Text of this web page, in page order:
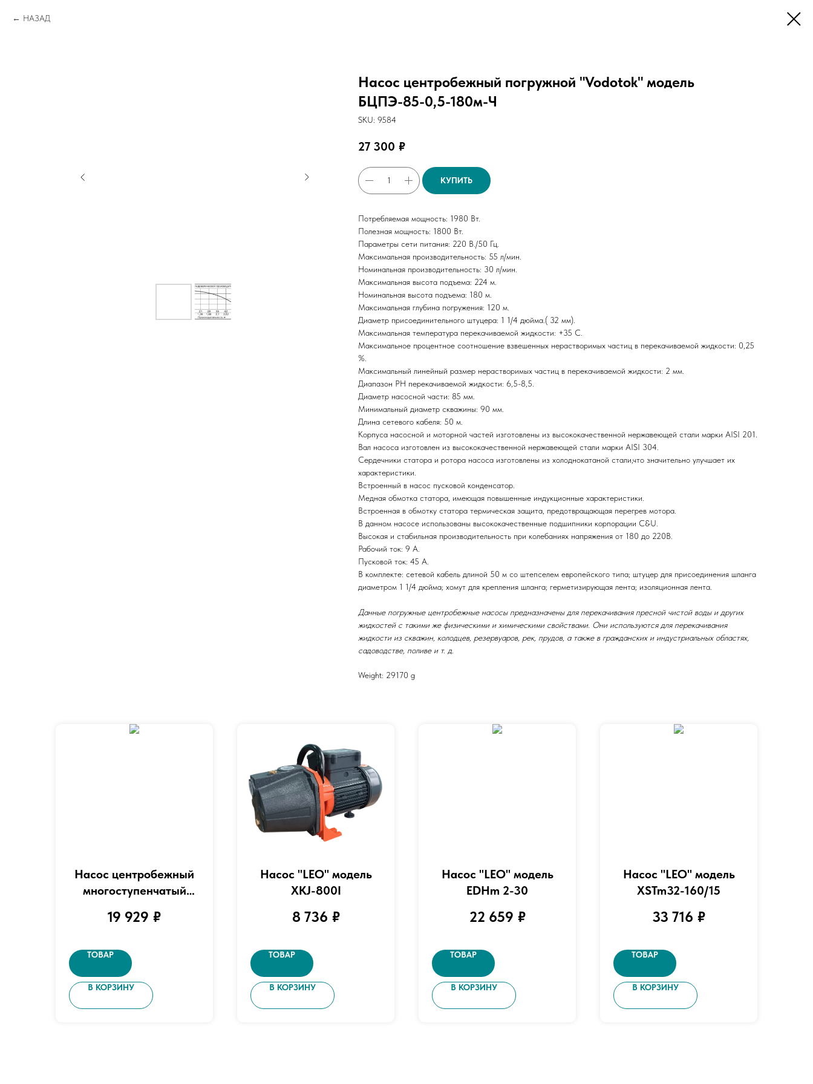
НАЗАД
Насос центробежный погружной "Vodotok" модель
БЦПЭ-85-0,5-180м-Ч
SKU: 9584
27 300 ₽
КУПИТЬ
Потребляемая мощность: 1980 Вт.
Полезная мощность: 1800 Вт.
Параметры сети питания: 220 В./50 Гц.
Максимальная производительность: 55 л/мин.
Номинальная производительность: 30 л/мин.
Максимальная высота подъема: 224 м.
Номинальная высота подъема: 180 м.
Максимальная глубина погружения: 120 м.
Диаметр присоединительного штуцера: 1 1/4 дюйма.( 32 мм).
Максимальная температура перекачиваемой жидкости: +35 С.
Максимальное процентное соотношение взвешенных нерастворимых частиц в перекачиваемой жидкости: 0,25
%.
Максимальный линейный размер нерастворимых частиц в перекачиваемой жидкости: 2 мм.
Диапазон РН перекачиваемой жидкости: 6,5-8,5.
Диаметр насосной части: 85 мм.
Минимальный диаметр скважины: 90 мм.
Длина сетевого кабеля: 50 м.
Корпуса насосной и моторной частей изготовлены из высококачественной нержавеющей стали марки AISI 201.
Вал насоса изготовлен из высококачественной нержавеющей стали марки AISI 304.
Сердечники статора и ротора насоса изготовлены из холоднокатаной стали,что значительно улучшает их
характеристики.
Встроенный в насос пусковой конденсатор.
Медная обмотка статора, имеющая повышенные индукционные характеристики.
Встроенная в обмотку статора термическая защита, предотвращающая перегрев мотора.
В данном насосе использованы высококачественные подшипники корпорации C&U.
Высокая и стабильная производительность при колебаниях напряжения от 180 до 220В.
Рабочий ток: 9 А.
Пусковой ток: 45 А.
В комплекте: сетевой кабель длиной 50 м со штепселем европейского типа; штуцер для присоединения шланга
диаметром 1 1/4 дюйма; хомут для крепления шланга; герметизирующая лента; изоляционная лента.
Данные погружные центробежные насосы предназначены для перекачивания пресной чистой воды и других
жидкостей с такими же физическими и химическими свойствами. Они используются для перекачивания
жидкости из скважин, колодцев, резервуаров, рек, прудов, а также в гражданских и индустриальных областях,
садоводстве, поливе и т. д.
Weight: 29170 g
Насос центробежный
многоступенчатый
модель EМН3-6 (380В)
19 929 ₽
ТОВАР
В КОРЗИНУ
Насос "LEO" модель
XKJ-800I
8 736 ₽
ТОВАР
В КОРЗИНУ
Насос "LEO" модель
EDHm 2-30
22 659 ₽
ТОВАР
В КОРЗИНУ
Насос "LEO" модель
XSTm32-160/15
33 716 ₽
ТОВАР
В КОРЗИНУ